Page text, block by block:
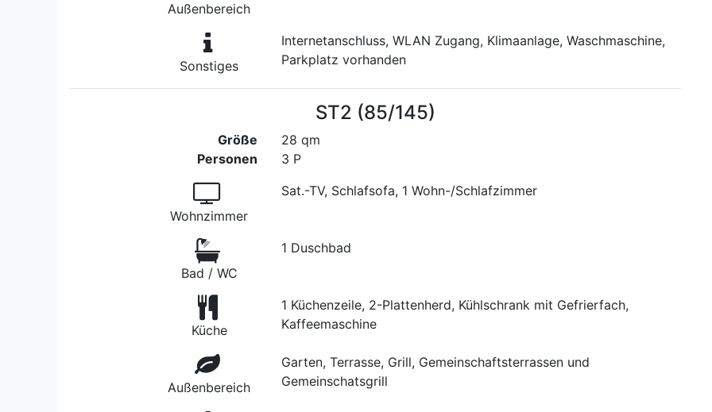
Außenbereich
Sonstiges
Internetanschluss, WLAN Zugang, Klimaanlage, Waschmaschine,
Parkplatz vorhanden
ST2 (85/145)
Größe
Personen
28 qm
3 P
Wohnzimmer
Sat.-TV, Schlafsofa, 1 Wohn-/Schlafzimmer
Bad / WC
1 Duschbad
Küche
1 Küchenzeile, 2-Plattenherd, Kühlschrank mit Gefrierfach,
Kaffeemaschine
Außenbereich
Garten, Terrasse, Grill, Gemeinschaftsterrassen und
Gemeinschatsgrill